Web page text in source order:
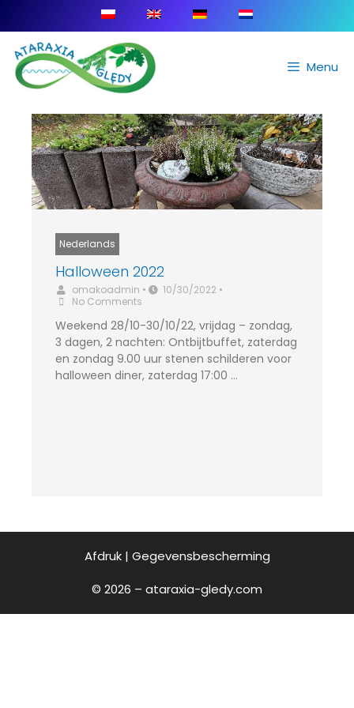
Menu
Nederlands
Halloween 2022
omakoadmin • 10/30/2022 •
No Comments
Weekend 28/10-30/10/22, vrijdag – zondag,
3 dagen, 2 nachten: Ontbijtbuffet, zaterdag
en zondag 9.00 uur stenen schilderen voor
halloween diner, zaterdag 17:00 …
Afdruk| Gegevensbescherming
© 2026 – ataraxia-gledy.com